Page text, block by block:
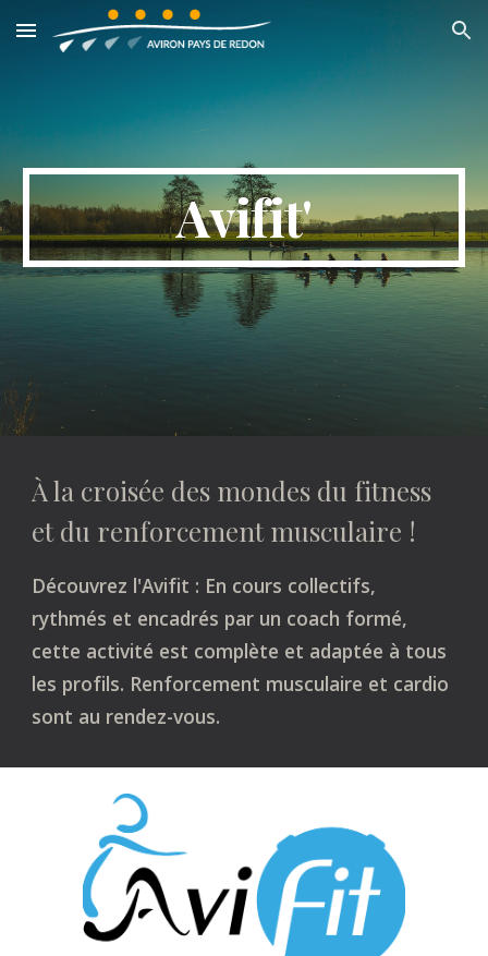
Skip to main content Skip to navigation
Avifit'
À la croisée des mondes du fitness
et du renforcement musculaire !
Découvrez l'Avifit : En cours collectifs,
rythmés et encadrés par un coach formé,
cette activité est complète et adaptée à tous
les profils. Renforcement musculaire et cardio
sont au rendez-vous.